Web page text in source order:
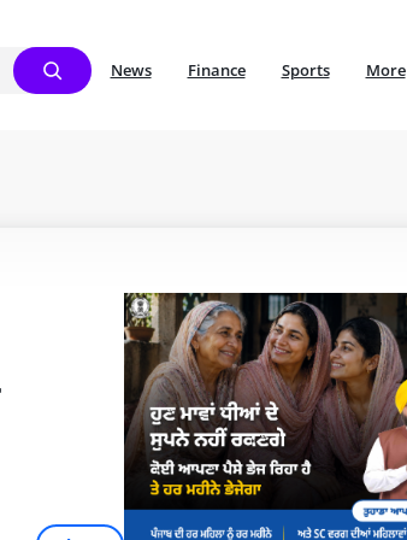
News Finance Sports More